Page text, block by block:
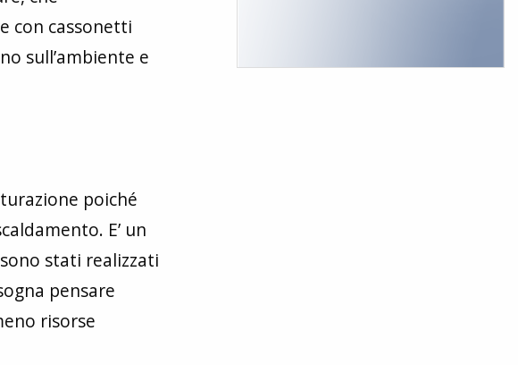
con cassonetti
sull’ambiente e
poiché
E’ un
stati realizzati
pensare
risorse